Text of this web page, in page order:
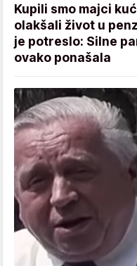
Kupili smo majci
olakšali život u
je potreslo: Silne
ovako ponašala